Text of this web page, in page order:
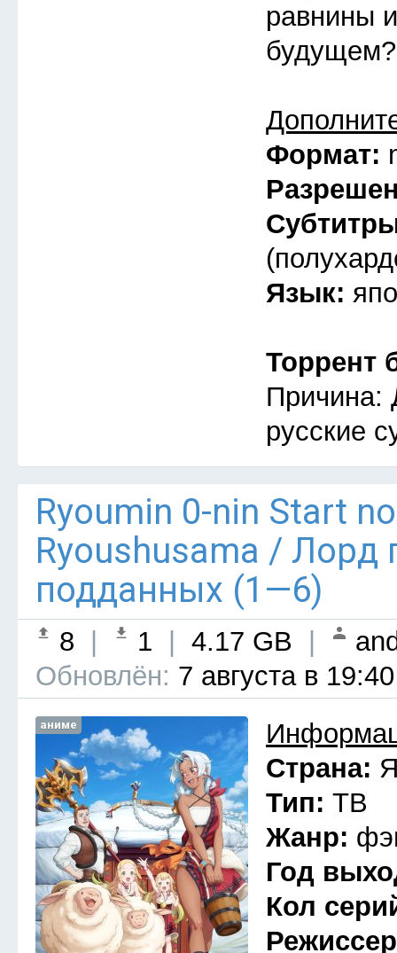
равнины
будущем?
Формат:
Язык:
Торрент
Причина:
русские
Ryoumin 0-nin Start
Ryoushusama / Лорд
подданных (1—6)
8 1 4.17 GB
Обновлён: 7 августа в 19:40
аниме
Страна:
Тип: ТВ
Жанр:
Год
Кол